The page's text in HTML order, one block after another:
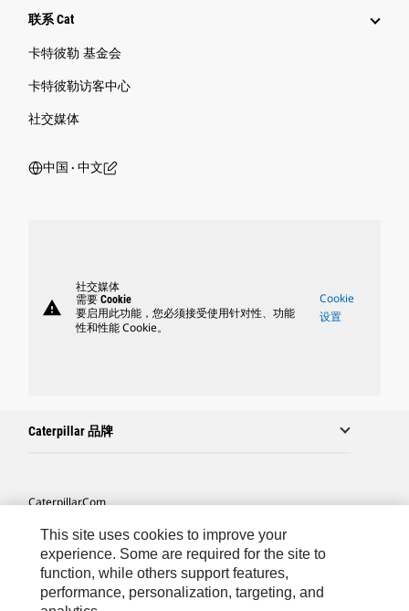
联系 Cat
卡特彼勒 基金会
卡特彼勒访客中心
社交媒体
中国 ‧ 中文
warning
社交媒体
需要 Cookie
要启用此功能，您必须接受使用针对性、功能
性和性能 Cookie。
Cookie
设置
Caterpillar 品牌
Caterpillar.com
联系 Caterpillar
站点地图
Cookie Settings
This site uses cookies to improve your
experience. Some are required for the site to
function, while others support features,
performance, personalization, targeting, and